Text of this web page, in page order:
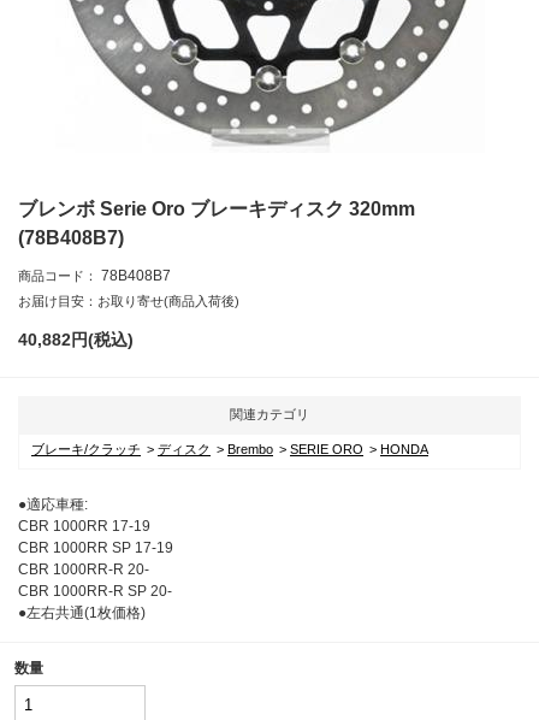
ブレンボ Serie Oro ブレーキディスク 320mm
(78B408B7)
商品コード： 78B408B7
お届け目安：お取り寄せ(商品入荷後)
40,882円(税込)
関連カテゴリ
ブレーキ/クラッチ ディスク Brembo SERIE ORO HONDA
●適応車種:
CBR 1000RR 17-19
CBR 1000RR SP 17-19
CBR 1000RR-R 20-
CBR 1000RR-R SP 20-
●左右共通(1枚価格)
数量